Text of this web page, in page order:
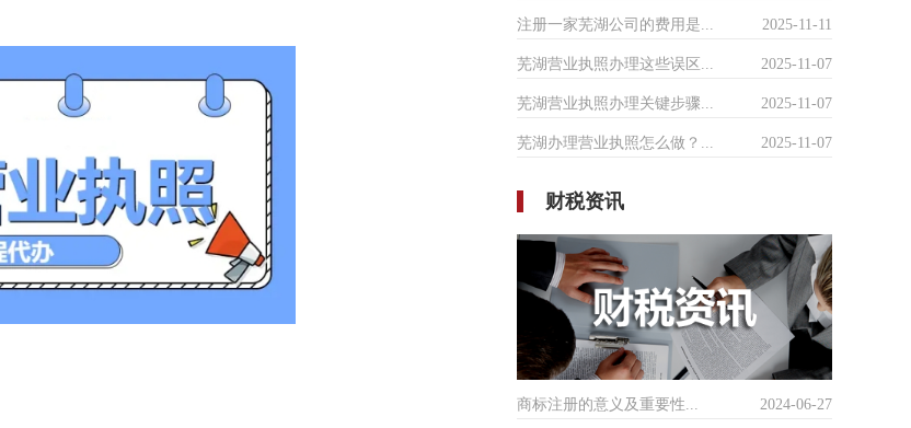
注册一家芜湖公司的费用是... 2025-11-11
芜湖营业执照办理这些误区... 2025-11-07
芜湖营业执照办理关键步骤... 2025-11-07
芜湖办理营业执照怎么做？... 2025-11-07
财税资讯
商标注册的意义及重要性... 2024-06-27